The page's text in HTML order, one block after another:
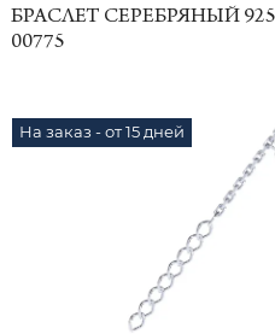
БРАСЛЕТ СЕРЕБРЯНЫЙ
00775
На заказ - от 15 дней